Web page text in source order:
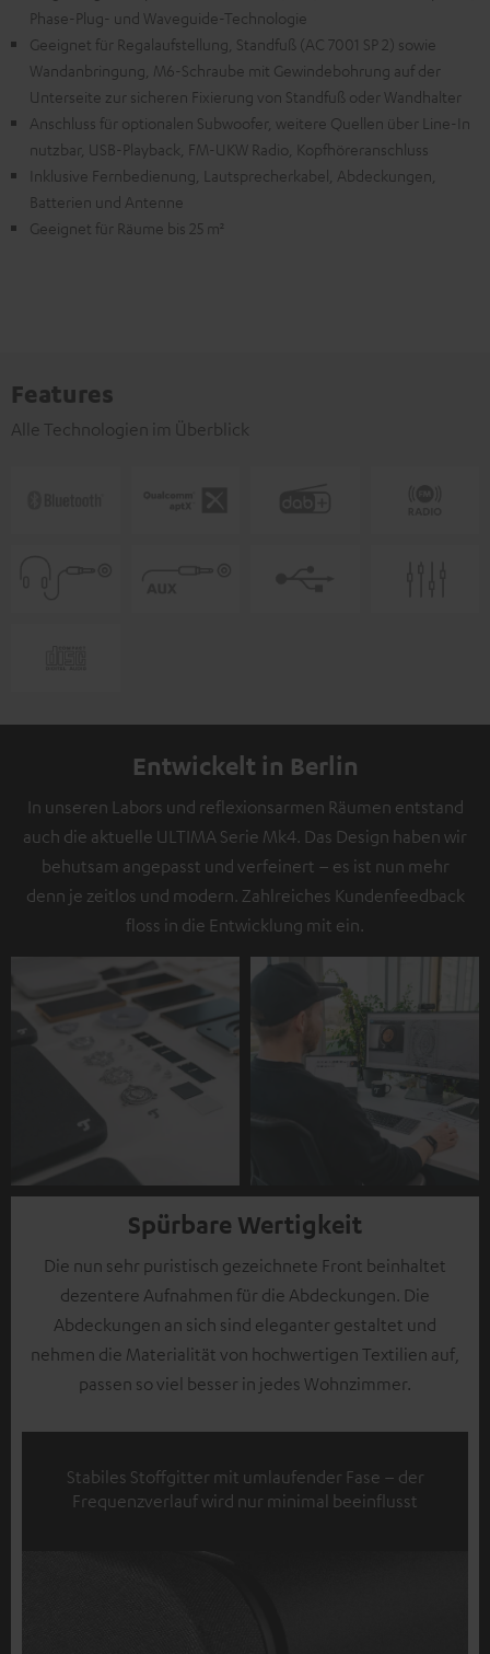
Phase-Plug- und Waveguide-Technologie
Geeignet für Regalaufstellung, Standfuß (AC 7001 SP 2) sowie
Wandanbringung, M6-Schraube mit Gewindebohrung auf der
Unterseite zur sicheren Fixierung von Standfuß oder Wandhalter
Anschluss für optionalen Subwoofer, weitere Quellen über Line-In
nutzbar, USB-Playback, FM-UKW Radio, Kopfhöreranschluss
Inklusive Fernbedienung, Lautsprecherkabel, Abdeckungen,
Batterien und Antenne
Geeignet für Räume bis 25 m²
Features
Alle Technologien im Überblick
Entwickelt in Berlin
In unseren Labors und reflexionsarmen Räumen entstand
auch die aktuelle ULTIMA Serie Mk4. Das Design haben wir
behutsam angepasst und verfeinert – es ist nun mehr
denn je zeitlos und modern. Zahlreiches Kundenfeedback
floss in die Entwicklung mit ein.
Spürbare Wertigkeit
Die nun sehr puristisch gezeichnete Front beinhaltet
dezentere Aufnahmen für die Abdeckungen. Die
Abdeckungen an sich sind eleganter gestaltet und
nehmen die Materialität von hochwertigen Textilien auf,
passen so viel besser in jedes Wohnzimmer.
Stabiles Stoffgitter mit umlaufender Fase – der
Frequenzverlauf wird nur minimal beeinflusst